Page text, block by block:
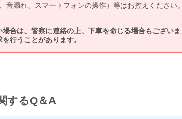
音漏れ、スマートフォンの操作）等はお控えください
合は、警察に連絡の上、下車を命じる場合もございま
行うことがあります。
するQ＆A